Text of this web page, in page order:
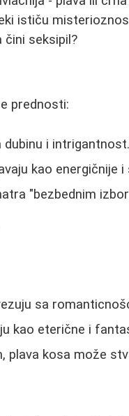
ističu
čini seksipil?
prednosti:
dubinu i intrigantnost.
kao energičnije i
"bezbednim
sa
kao eterične i
plava kosa može